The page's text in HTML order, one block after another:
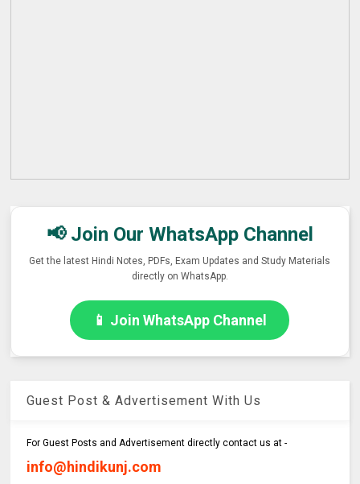
📢 Join Our WhatsApp Channel
Get the latest Hindi Notes, PDFs, Exam Updates and Study Materials
directly on WhatsApp.
📱 Join WhatsApp Channel
Guest Post & Advertisement With Us
For Guest Posts and Advertisement directly contact us at -
info@hindikunj.com